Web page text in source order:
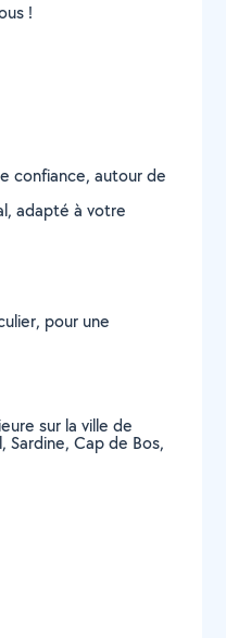
!
confiance, autour de
adapté à votre
pour une
sur la ville de
Sardine, Cap de Bos,